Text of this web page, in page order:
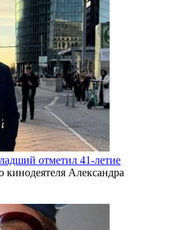
отметил 41-летие
кинодеятеля Александра